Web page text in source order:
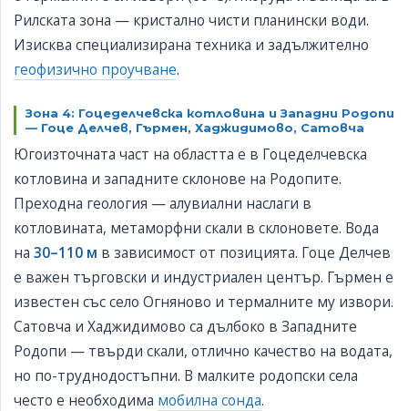
Рилската зона — кристално чисти планински води.
Изисква специализирана техника и задължително
геофизично проучване.
Зона 4: Гоцеделчевска котловина и Западни Родопи
— Гоце Делчев, Гърмен, Хаджидимово, Сатовча
Югоизточната част на областта е в Гоцеделчевска
котловина и западните склонове на Родопите.
Преходна геология — алувиални наслаги в
котловината, метаморфни скали в склоновете. Вода
на 30–110 м в зависимост от позицията. Гоце Делчев
е важен търговски и индустриален център. Гърмен е
известен със село Огняново и термалните му извори.
Сатовча и Хаджидимово са дълбоко в Западните
Родопи — твърди скали, отлично качество на водата,
но по-труднодостъпни. В малките родопски села
често е необходима мобилна сонда.